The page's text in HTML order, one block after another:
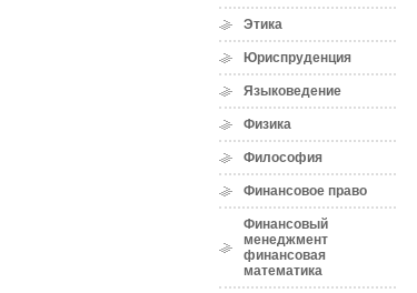
Этика
Юриспруденция
Языковедение
Физика
Философия
Финансовое право
Финансовый
менеджмент
финансовая
математика